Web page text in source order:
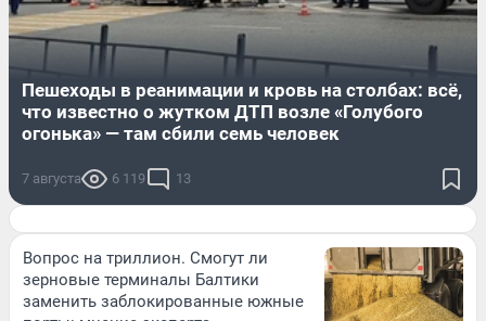
Пешеходы в реанимации и кровь на столбах: всё,
что известно о жутком ДТП возле «Голубого
огонька» — там сбили семь человек
7 августа 6 119 13
Вопрос на триллион. Смогут ли
зерновые терминалы Балтики
заменить заблокированные южные